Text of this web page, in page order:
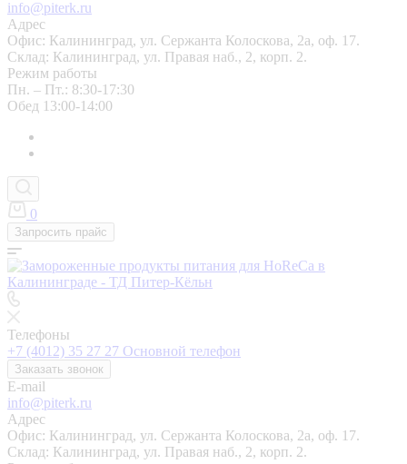
info@piterk.ru
Адрес
Офис: Калининград, ул. Сержанта Колоскова, 2а, оф. 17.
Склад: Калининград, ул. Правая наб., 2, корп. 2.
Режим работы
Пн. – Пт.: 8:30-17:30
Обед 13:00-14:00
0
Запросить прайс
Телефоны
+7 (4012) 35 27 27 Основной телефон
Заказать звонок
E-mail
info@piterk.ru
Адрес
Офис: Калининград, ул. Сержанта Колоскова, 2а, оф. 17.
Склад: Калининград, ул. Правая наб., 2, корп. 2.